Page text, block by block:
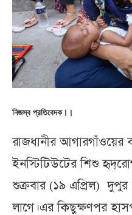
নিজস্ব প্রতিবেদক।।
রাজধানীর আগারগাঁওয়ের
ইনস্টিটিউটের শিশু
শুক্রবার (১৯ এপ্রিল)
লাগে।এর কিছুক্ষণপর